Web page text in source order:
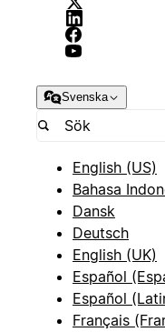
Svenska
English (US)
Bahasa
Dansk
Deutsch
English (UK)
Español
Español
Français